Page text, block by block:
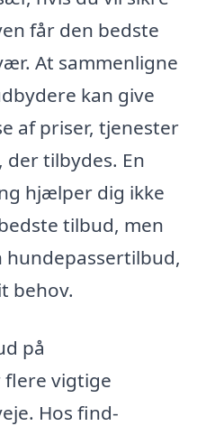
får den bedste
At sammenligne
kan give
af priser, tjenester
der tilbydes. En
hjælper dig ikke
tilbud, men
behov.
på
flere vigtige
Hos find-